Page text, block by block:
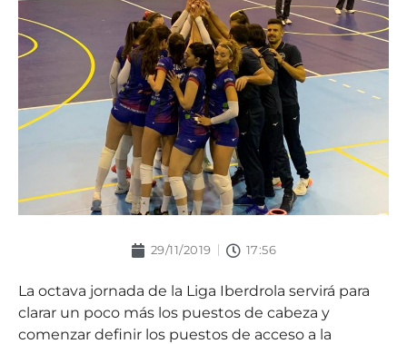
29/11/2019 17:56
La octava jornada de la Liga Iberdrola servirá para
clarar un poco más los puestos de cabeza y
comenzar definir los puestos de acceso a la